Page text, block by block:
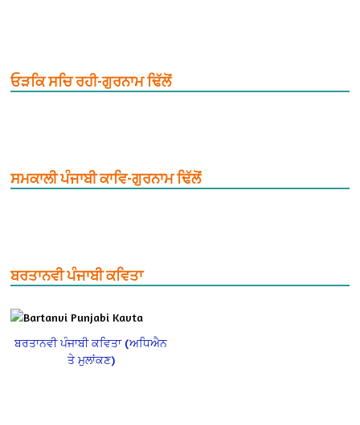
ਓੜਕਿ ਸਚਿ ਰਹੀ-ਗੁਰਨਾਮ ਢਿੱਲੋਂ
ਸਮਕਾਲੀ ਪੰਜਾਬੀ ਕਾਵਿ-ਗੁਰਨਾਮ ਢਿੱਲੋਂ
ਬਰਤਾਨਵੀ ਪੰਜਾਬੀ ਕਵਿਤਾ
ਬਰਤਾਨਵੀ ਪੰਜਾਬੀ ਕਵਿਤਾ (ਅਧਿਐਨ
ਤੇ ਮੁਲਾਂਕਣ)